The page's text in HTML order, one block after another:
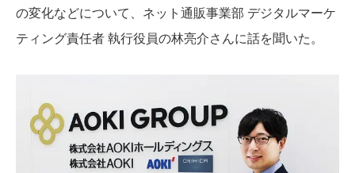
の変化などについて、ネット通販事業部 デジタルマーケ
ティング責任者 執行役員の林亮介さんに話を聞いた。